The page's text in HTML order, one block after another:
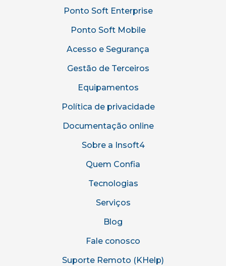
Ponto Soft Enterprise
Ponto Soft Mobile
Acesso e Segurança
Gestão de Terceiros
Equipamentos
Política de privacidade
Documentação online
Sobre a Insoft4
Quem Confia
Tecnologias
Serviços
Blog
Fale conosco
Suporte Remoto (KHelp)